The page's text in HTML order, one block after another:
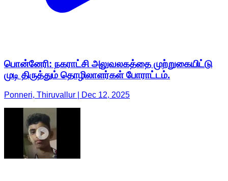
பொன்னேரி: நகராட்சி அலுவலகத்தை முற்றுகையிட்டு
முடி திருத்தும் தொழிலாளர்கள் போராட்டம்.
Ponneri, Thiruvallur | Dec 12, 2025